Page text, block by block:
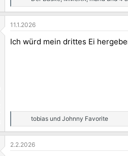
e
a
k
i
11.1.2026
Ich würd mein drittes Ei
e
a
k
tobias und Johnny Favorite
2.2.2026